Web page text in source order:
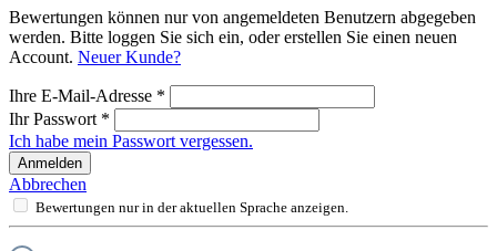
Bewertungen können nur von angemeldeten Benutzern abgegeben
werden. Bitte loggen Sie sich ein, oder erstellen Sie einen neuen
Account. Neuer Kunde?
Ihre E-Mail-Adresse *
Ihr Passwort *
Ich habe mein Passwort vergessen.
Anmelden
Abbrechen
Bewertungen nur in der aktuellen Sprache anzeigen.